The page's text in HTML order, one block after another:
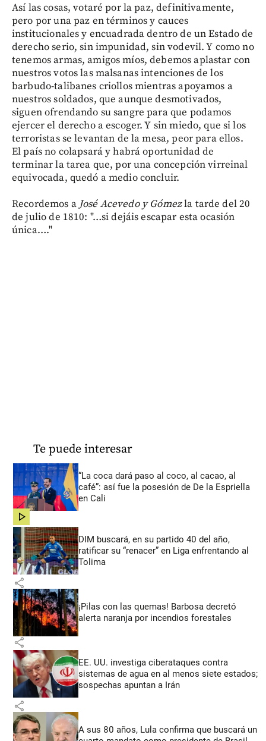
Así las cosas, votaré por la paz, definitivamente,
pero por una paz en términos y cauces
institucionales y encuadrada dentro de un Estado de
derecho serio, sin impunidad, sin vodevil. Y como no
tenemos armas, amigos míos, debemos aplastar con
nuestros votos las malsanas intenciones de los
barbudo-talibanes criollos mientras apoyamos a
nuestros soldados, que aunque desmotivados,
siguen ofrendando su sangre para que podamos
ejercer el derecho a escoger. Y sin miedo, que si los
terroristas se levantan de la mesa, peor para ellos.
El país no colapsará y habrá oportunidad de
terminar la tarea que, por una concepción virreinal
equivocada, quedó a medio concluir.
Recordemos a José Acevedo y Gómezla tarde del 20
de julio de 1810: "…si dejáis escapar esta ocasión
única…."
Te puede interesar
“La coca dará paso al coco, al cacao, al
café”: así fue la posesión de De la Espriella
en Cali
share
DIM buscará, en su partido 40 del año,
ratificar su “renacer” en Liga enfrentando al
Tolima
share
¡Pilas con las quemas! Barbosa decretó
alerta naranja por incendios forestales
share
EE. UU. investiga ciberataques contra
sistemas de agua en al menos siete estados;
sospechas apuntan a Irán
share
A sus 80 años, Lula confirma que buscará un